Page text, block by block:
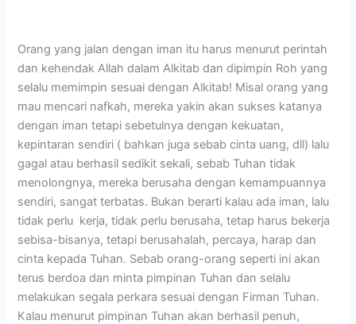
Orang yang jalan dengan iman itu harus menurut perintah
dan kehendak Allah dalam Alkitab dan dipimpin Roh yang
selalu memimpin sesuai dengan Alkitab! Misal orang yang
mau mencari nafkah, mereka yakin akan sukses katanya
dengan iman tetapi sebetulnya dengan kekuatan,
kepintaran sendiri ( bahkan juga sebab cinta uang, dll) lalu
gagal atau berhasil sedikit sekali, sebab Tuhan tidak
menolongnya, mereka berusaha dengan kemampuannya
sendiri, sangat terbatas. Bukan berarti kalau ada iman, lalu
tidak perlu kerja, tidak perlu berusaha, tetap harus bekerja
sebisa-bisanya, tetapi berusahalah, percaya, harap dan
cinta kepada Tuhan. Sebab orang-orang seperti ini akan
terus berdoa dan minta pimpinan Tuhan dan selalu
melakukan segala perkara sesuai dengan Firman Tuhan.
Kalau menurut pimpinan Tuhan akan berhasil penuh,